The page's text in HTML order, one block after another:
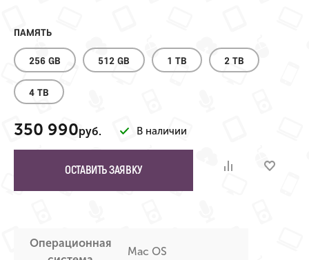
ПАМЯТЬ
256 GB 512 GB 1 TB 2 TB
4 TB
350 990руб. В наличии
ОСТАВИТЬ ЗАЯВКУ
Операционная
Mac OS